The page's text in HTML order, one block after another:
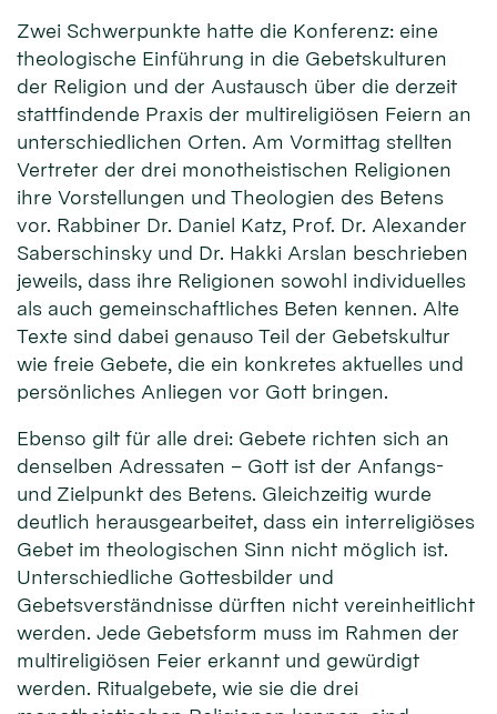
Zwei Schwerpunkte hatte die Konferenz: eine
theologische Einführung in die Gebetskulturen
der Religion und der Austausch über die derzeit
stattfindende Praxis der multireligiösen Feiern an
unterschiedlichen Orten. Am Vormittag stellten
Vertreter der drei monotheistischen Religionen
ihre Vorstellungen und Theologien des Betens
vor. Rabbiner Dr. Daniel Katz, Prof. Dr. Alexander
Saberschinsky und Dr. Hakki Arslan beschrieben
jeweils, dass ihre Religionen sowohl individuelles
als auch gemeinschaftliches Beten kennen. Alte
Texte sind dabei genauso Teil der Gebetskultur
wie freie Gebete, die ein konkretes aktuelles und
persönliches Anliegen vor Gott bringen.
Ebenso gilt für alle drei: Gebete richten sich an
denselben Adressaten – Gott ist der Anfangs-
und Zielpunkt des Betens. Gleichzeitig wurde
deutlich herausgearbeitet, dass ein interreligiöses
Gebet im theologischen Sinn nicht möglich ist.
Unterschiedliche Gottesbilder und
Gebetsverständnisse dürften nicht vereinheitlicht
werden. Jede Gebetsform muss im Rahmen der
multireligiösen Feier erkannt und gewürdigt
werden. Ritualgebete, wie sie die drei